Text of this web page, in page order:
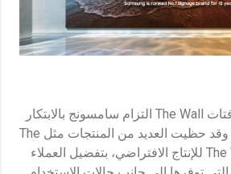
ويؤكد توسيع تشكيلة لافتات The Wall التزام سامسونج بالابتكار
والتكنولوجيا المتطورة. وقد حظيت العديد من المنتجات مثل The
Wall All-in-One وThe Wall للإنتاج الافتراضي، بتفضيل العملاء